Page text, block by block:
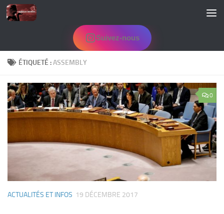
Skip to content
Suivez-nous
ÉTIQUETÉ :ASSEMBLY
0
ACTUALITÉS ET INFOS 19 DÉCEMBRE 2017